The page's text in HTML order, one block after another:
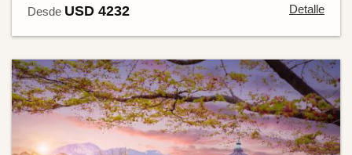
Desde USD 4232 Detalle